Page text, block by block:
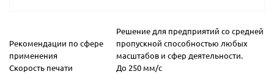
Рекомендации по сфере
применения
Решение для предприятий со средней
пропускной способностью любых
масштабов и сфер деятельности.
Скорость печати
До 250 мм/с